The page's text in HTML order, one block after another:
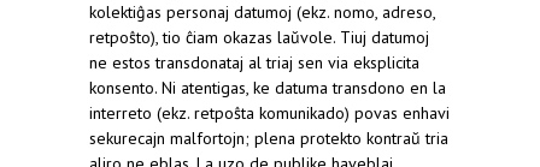
kolektiĝas personaj datumoj (ekz. nomo, adreso,
retpoŝto), tio ĉiam okazas laŭvole. Tiuj datumoj
ne estos transdonataj al triaj sen via eksplicita
konsento. Ni atentigas, ke datuma transdono en la
interreto (ekz. retpoŝta komunikado) povas enhavi
sekurecajn malfortojn; plena protekto kontraŭ tria